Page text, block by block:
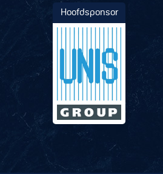
Hoofdsponsor